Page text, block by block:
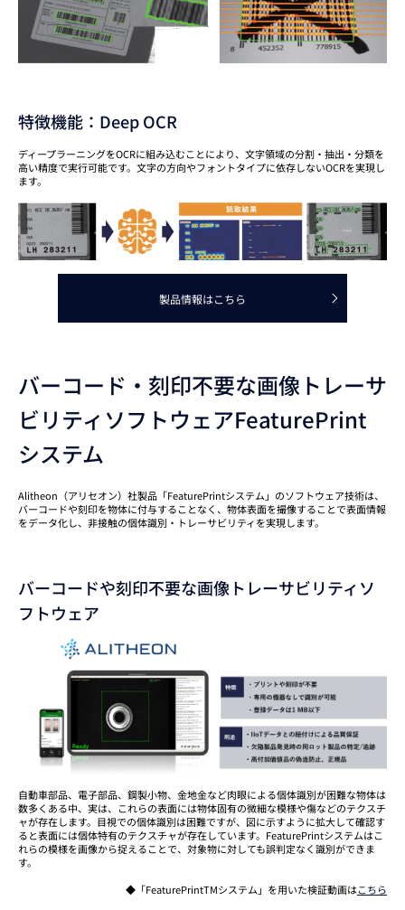
特徴機能：Deep OCR
ディープラーニングをOCRに組み込むことにより、文字領域の分割・抽出・分類を
高い精度で実行可能です。文字の方向やフォントタイプに依存しないOCRを実現し
ます。
製品情報はこちら
バーコード・刻印不要な画像トレーサ
ビリティソフトウェアFeaturePrint
システム
Alitheon（アリセオン）社製品「FeaturePrintシステム」のソフトウェア技術は、
バーコードや刻印を物体に付与することなく、物体表面を撮像することで表面情報
をデータ化し、非接触の個体識別・トレーサビリティを実現します。
バーコードや刻印不要な画像トレーサビリティソ
フトウェア
自動車部品、電子部品、鋼製小物、金地金など肉眼による個体識別が困難な物体は
数多くある中、実は、これらの表面には物体固有の微細な模様や傷などのテクスチ
ャが存在します。目視での個体識別は困難ですが、図に示すように拡大して確認す
ると表面には個体特有のテクスチャが存在しています。FeaturePrintシステムはこ
れらの模様を画像から捉えることで、対象物に対しても誤判定なく識別ができま
す。
◆「FeaturePrintTMシステム」を用いた検証動画はこちら